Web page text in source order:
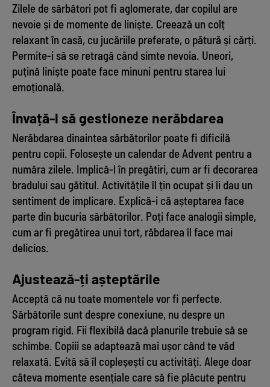
Zilele de sărbători pot fi aglomerate, dar copilul are
nevoie și de momente de liniște. Creează un colț
relaxant în casă, cu jucăriile preferate, o pătură și cărți.
Permite-i să se retragă când simte nevoia. Uneori,
puțină liniște poate face minuni pentru starea lui
emoțională.
Învață-l să gestioneze nerăbdarea
Nerăbdarea dinaintea sărbătorilor poate fi dificilă
pentru copii. Folosește un calendar de Advent pentru a
număra zilele. Implică-l în pregătiri, cum ar fi decorarea
bradului sau gătitul. Activitățile îl țin ocupat și îi dau un
sentiment de implicare. Explică-i că așteptarea face
parte din bucuria sărbătorilor. Poți face analogii simple,
cum ar fi pregătirea unui tort, răbdarea îl face mai
delicios.
Ajustează-ți așteptările
Acceptă că nu toate momentele vor fi perfecte.
Sărbătorile sunt despre conexiune, nu despre un
program rigid. Fii flexibilă dacă planurile trebuie să se
schimbe. Copiii se adaptează mai ușor când te văd
relaxată. Evită să îl copleșești cu activități. Alege doar
câteva momente esențiale care să fie plăcute pentru